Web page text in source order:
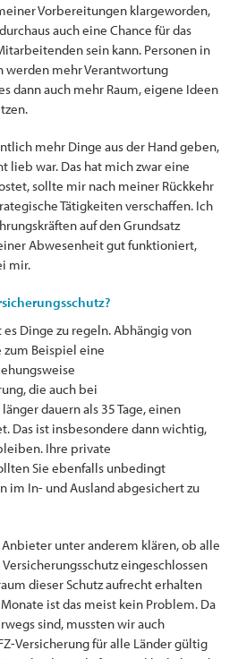
Vorbereitungen klargeworden,
auch eine Chance für das
sein kann. Personen in
werden mehr Verantwortung
dann auch mehr Raum, eigene Ideen
mehr Dinge aus der Hand geben,
lieb war. Das hat mich zwar eine
sollte mir nach meiner Rückkehr
Tätigkeiten verschaffen. Ich
auf den Grundsatz
Abwesenheit gut funktioniert,
mir.
Dinge zu regeln. Abhängig von
zum Beispiel eine
die auch bei
dauern als 35 Tage, einen
Das ist insbesondere dann wichtig,
Ihre private
Sie ebenfalls unbedingt
im In- und Ausland abgesichert zu
unter anderem klären, ob alle
eingeschlossen
dieser Schutz aufrecht erhalten
ist das meist kein Problem. Da
sind, mussten wir auch
Versicherung für alle Länder gültig